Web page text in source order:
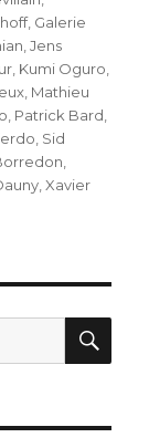
, Galerie
,Jens
Kumi Oguro
Mathieu
Patrick Bard
Sid
,Xavier